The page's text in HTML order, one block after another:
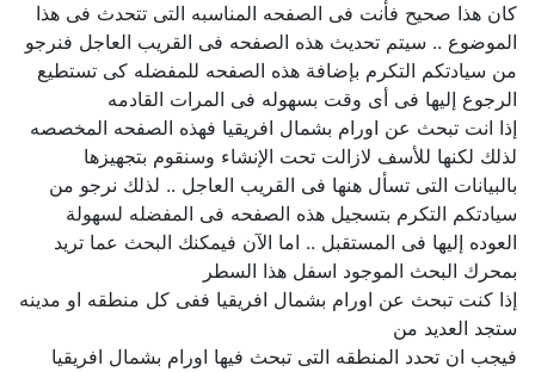
كان هذا صحيح فأنت فى الصفحه المناسبه التى تتحدث فى هذا
الموضوع .. سيتم تحديث هذه الصفحه فى القريب العاجل فنرجو
من سيادتكم التكرم بإضافة هذه الصفحه للمفضله كى تستطيع
الرجوع إليها فى أى وقت بسهوله فى المرات القادمه
إذا انت تبحث عن اورام بشمال افريقيا فهذه الصفحه المخصصه
لذلك لكنها للأسف لازالت تحت الإنشاء وسنقوم بتجهيزها
بالبيانات التى تسأل هنها فى القريب العاجل .. لذلك نرجو من
سيادتكم التكرم بتسجيل هذه الصفحه فى المفضله لسهولة
العوده إليها فى المستقبل .. اما الآن فيمكنك البحث عما تريد
بمحرك البحث الموجود اسفل هذا السطر
إذا كنت تبحث عن اورام بشمال افريقيا ففى كل منطقه او مدينه
ستجد العديد من
فيجب ان تحدد المنطقه التى تبحث فيها اورام بشمال افريقيا